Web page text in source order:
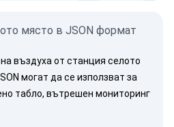
място в JSON формат
въздуха от станция селото
могат да се използват за
табло, вътрешен мониторинг